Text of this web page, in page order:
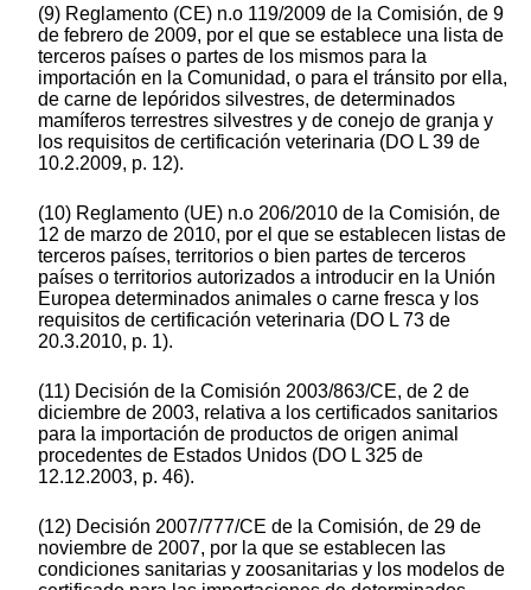
(9) Reglamento (CE) n.o 119/2009 de la Comisión, de 9
de febrero de 2009, por el que se establece una lista de
terceros países o partes de los mismos para la
importación en la Comunidad, o para el tránsito por ella,
de carne de lepóridos silvestres, de determinados
mamíferos terrestres silvestres y de conejo de granja y
los requisitos de certificación veterinaria (DO L 39 de
10.2.2009, p. 12).
(10) Reglamento (UE) n.o 206/2010 de la Comisión, de
12 de marzo de 2010, por el que se establecen listas de
terceros países, territorios o bien partes de terceros
países o territorios autorizados a introducir en la Unión
Europea determinados animales o carne fresca y los
requisitos de certificación veterinaria (DO L 73 de
20.3.2010, p. 1).
(11) Decisión de la Comisión 2003/863/CE, de 2 de
diciembre de 2003, relativa a los certificados sanitarios
para la importación de productos de origen animal
procedentes de Estados Unidos (DO L 325 de
12.12.2003, p. 46).
(12) Decisión 2007/777/CE de la Comisión, de 29 de
noviembre de 2007, por la que se establecen las
condiciones sanitarias y zoosanitarias y los modelos de